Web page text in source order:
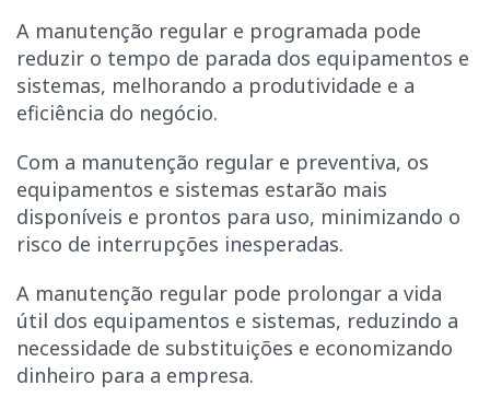
A manutenção regular e programada pode
reduzir o tempo de parada dos equipamentos e
sistemas, melhorando a produtividade e a
eficiência do negócio.
Com a manutenção regular e preventiva, os
equipamentos e sistemas estarão mais
disponíveis e prontos para uso, minimizando o
risco de interrupções inesperadas.
A manutenção regular pode prolongar a vida
útil dos equipamentos e sistemas, reduzindo a
necessidade de substituições e economizando
dinheiro para a empresa.